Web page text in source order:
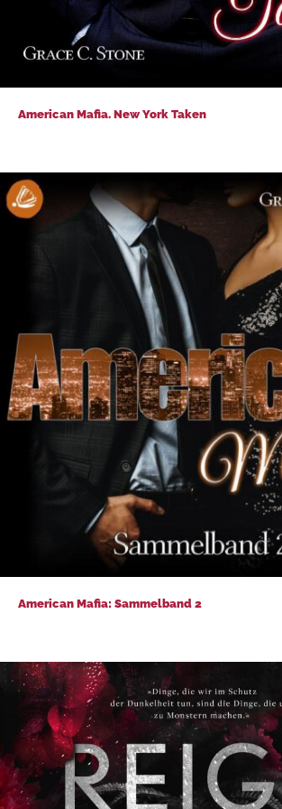
American Mafia. New York
American Mafia. New York Taken
American Mafia:
American Mafia: Sammelband 2